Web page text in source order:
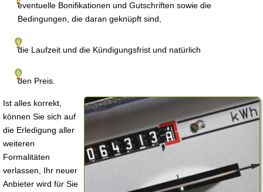
eventuelle Bonifikationen und Gutschriften sowie die
Bedingungen, die daran geknüpft sind,
die Laufzeit und die Kündigungsfrist und natürlich
den Preis.
Ist alles korrekt,
können Sie sich auf
die Erledigung aller
weiteren
Formalitäten
verlassen, Ihr neuer
Anbieter wird für Sie